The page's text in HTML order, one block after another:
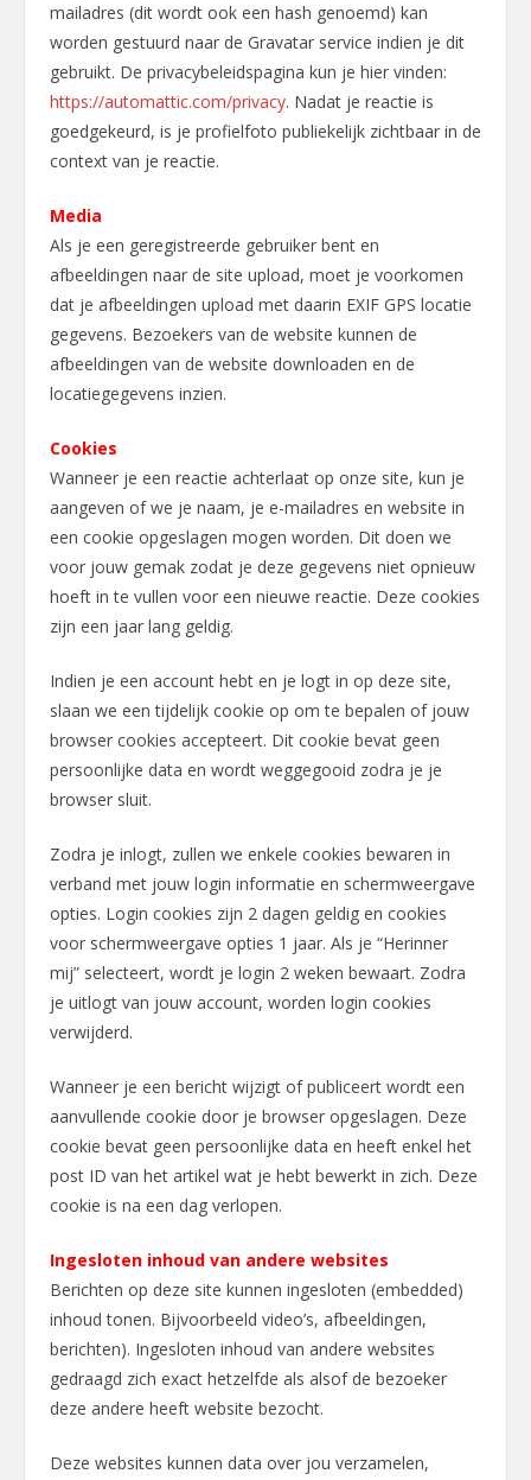
mailadres (dit wordt ook een hash genoemd) kan
worden gestuurd naar de Gravatar service indien je dit
gebruikt. De privacybeleidspagina kun je hier vinden:
https://automattic.com/privacy. Nadat je reactie is
goedgekeurd, is je profielfoto publiekelijk zichtbaar in de
context van je reactie.
Media
Als je een geregistreerde gebruiker bent en
afbeeldingen naar de site upload, moet je voorkomen
dat je afbeeldingen upload met daarin EXIF GPS locatie
gegevens. Bezoekers van de website kunnen de
afbeeldingen van de website downloaden en de
locatiegegevens inzien.
Cookies
Wanneer je een reactie achterlaat op onze site, kun je
aangeven of we je naam, je e-mailadres en website in
een cookie opgeslagen mogen worden. Dit doen we
voor jouw gemak zodat je deze gegevens niet opnieuw
hoeft in te vullen voor een nieuwe reactie. Deze cookies
zijn een jaar lang geldig.
Indien je een account hebt en je logt in op deze site,
slaan we een tijdelijk cookie op om te bepalen of jouw
browser cookies accepteert. Dit cookie bevat geen
persoonlijke data en wordt weggegooid zodra je je
browser sluit.
Zodra je inlogt, zullen we enkele cookies bewaren in
verband met jouw login informatie en schermweergave
opties. Login cookies zijn 2 dagen geldig en cookies
voor schermweergave opties 1 jaar. Als je “Herinner
mij” selecteert, wordt je login 2 weken bewaart. Zodra
je uitlogt van jouw account, worden login cookies
verwijderd.
Wanneer je een bericht wijzigt of publiceert wordt een
aanvullende cookie door je browser opgeslagen. Deze
cookie bevat geen persoonlijke data en heeft enkel het
post ID van het artikel wat je hebt bewerkt in zich. Deze
cookie is na een dag verlopen.
Ingesloten inhoud van andere websites
Berichten op deze site kunnen ingesloten (embedded)
inhoud tonen. Bijvoorbeeld video’s, afbeeldingen,
berichten). Ingesloten inhoud van andere websites
gedraagd zich exact hetzelfde als alsof de bezoeker
deze andere heeft website bezocht.
Deze websites kunnen data over jou verzamelen,